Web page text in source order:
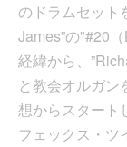
のドラムセット
James”の"#20
経緯から、
と教会オルガ
想からスタート
フェックス・ツ